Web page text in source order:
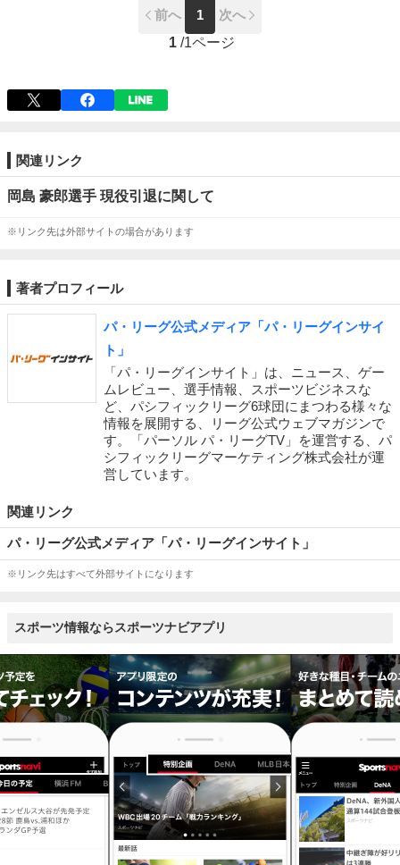
前へ 1
次へ
1 /1ページ
関連リンク
岡島 豪郎選手 現役引退に関して
※リンク先は外部サイトの場合があります
著者プロフィール
パ・リーグ公式メディア「パ・リーグインサイ
ト」
「パ・リーグインサイト」は、ニュース、ゲー
ムレビュー、選手情報、スポーツビジネスな
ど、パシフィックリーグ6球団にまつわる様々な
情報を展開する、リーグ公式ウェブマガジンで
す。「パーソル パ・リーグTV」を運営する、パ
シフィックリーグマーケティング株式会社が運
営しています。
関連リンク
パ・リーグ公式メディア「パ・リーグインサイト」
※リンク先はすべて外部サイトになります
スポーツ情報ならスポーツナビアプリ